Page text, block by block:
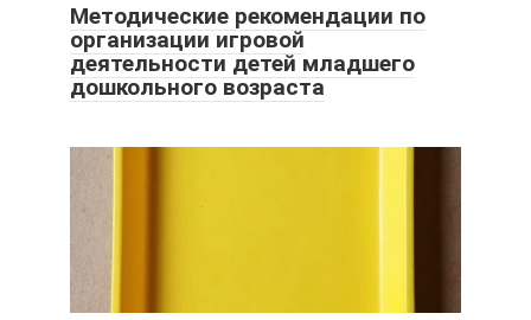
Методические рекомендации по
организации игровой
деятельности детей младшего
дошкольного возраста